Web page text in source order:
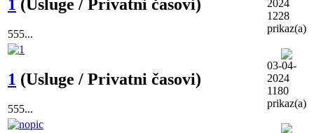
1 (Usluge / Privatni časovi)
555...
2024
1228
prikaz(a)
1 (Usluge / Privatni časovi)
555...
03-04-
2024
1180
prikaz(a)